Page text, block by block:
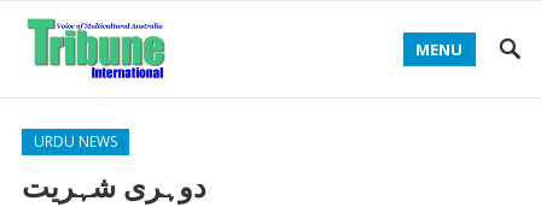
MENU
URDU NEWS
دوہری شہریت